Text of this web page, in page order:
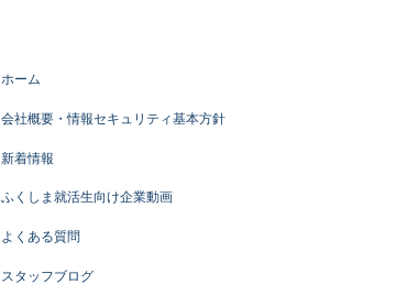
ホーム
会社概要・情報セキュリティ基本方針
新着情報
ふくしま就活生向け企業動画
よくある質問
スタッフブログ